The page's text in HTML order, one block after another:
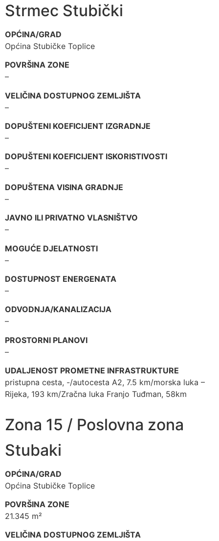
Strmec Stubički
OPĆINA/GRAD
Općina Stubičke Toplice
POVRŠINA ZONE
–
VELIČINA DOSTUPNOG ZEMLJIŠTA
–
DOPUŠTENI KOEFICIJENT IZGRADNJE
–
DOPUŠTENI KOEFICIJENT ISKORISTIVOSTI
–
DOPUŠTENA VISINA GRADNJE
–
JAVNO ILI PRIVATNO VLASNIŠTVO
–
MOGUĆE DJELATNOSTI
–
DOSTUPNOST ENERGENATA
–
ODVODNJA/KANALIZACIJA
–
PROSTORNI PLANOVI
–
UDALJENOST PROMETNE INFRASTRUKTURE
pristupna cesta, -/autocesta A2, 7.5 km/morska luka –
Rijeka, 193 km/Zračna luka Franjo Tuđman, 58km
Zona 15 / Poslovna zona
Stubaki
OPĆINA/GRAD
Općina Stubičke Toplice
POVRŠINA ZONE
21.345 m²
VELIČINA DOSTUPNOG ZEMLJIŠTA